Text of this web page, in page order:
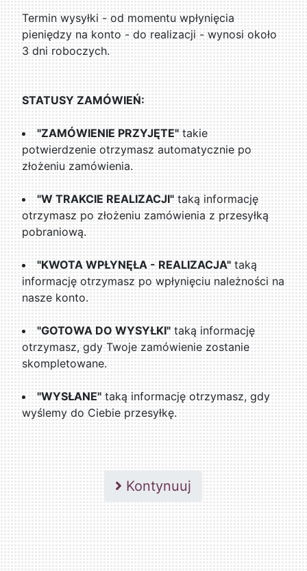
Termin wysyłki - od momentu wpłynięcia
pieniędzy na konto - do realizacji - wynosi około
3 dni roboczych.
STATUSY ZAMÓWIEŃ:
"ZAMÓWIENIE PRZYJĘTE" takie
potwierdzenie otrzymasz automatycznie po
złożeniu zamówienia.
"W TRAKCIE REALIZACJI" taką informację
otrzymasz po złożeniu zamówienia z przesyłką
pobraniową.
"KWOTA WPŁYNĘŁA - REALIZACJA" taką
informację otrzymasz po wpłynięciu należności na
nasze konto.
"GOTOWA DO WYSYŁKI" taką informację
otrzymasz, gdy Twoje zamówienie zostanie
skompletowane.
"WYSŁANE" taką informację otrzymasz, gdy
wyślemy do Ciebie przesyłkę.
Kontynuuj